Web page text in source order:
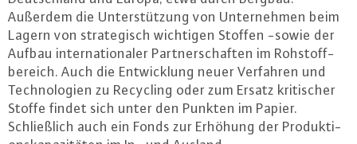
Außerdem die Un­ter­stüt­zung von Un­ter­neh­men beim
Lagern von stra­te­gisch wichtigen Stoffen -sowie der
Aufbau in­ter­na­tio­na­ler Part­ner­schaf­ten im Roh­stoff­
be­reich. Auch die Ent­wick­lung neuer Verfahren und
Tech­no­lo­gi­en zu Recycling oder zum Ersatz kri­ti­scher
Stoffe findet sich unter den Punkten im Papier.
Schließ­lich auch ein Fonds zur Erhöhung der Pro­duk­ti­